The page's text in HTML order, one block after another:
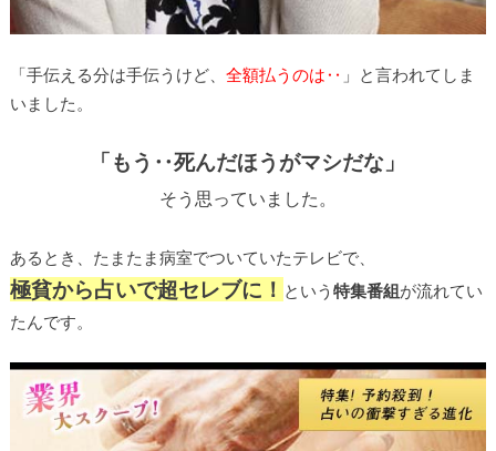
「手伝える分は手伝うけど、 全額払うのは‥ 」と言われてしま
いました。
「もう‥死んだほうがマシだな」
そう思っていました。
あるとき、たまたま病室でついていたテレビで、
極貧から占いで超セレブに！ という 特集番組が流れてい
たんです。